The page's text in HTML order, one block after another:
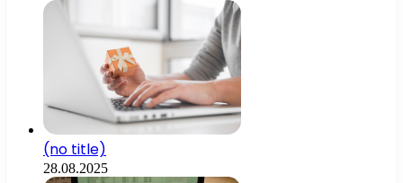
(no title)
28.08.2025